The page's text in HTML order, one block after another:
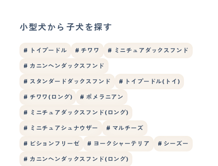
小型犬から子犬を探す
# トイプードル # チワワ # ミニチュアダックスフンド
# カニンヘンダックスフンド
# スタンダードダックスフンド # トイプードル(トイ)
# チワワ(ロング) # ポメラニアン
# ミニチュアダックスフンド(ロング)
# ミニチュアシュナウザー # マルチーズ
# ビションフリーゼ # ヨークシャーテリア # シーズー
# カニンヘンダックスフンド(ロング)